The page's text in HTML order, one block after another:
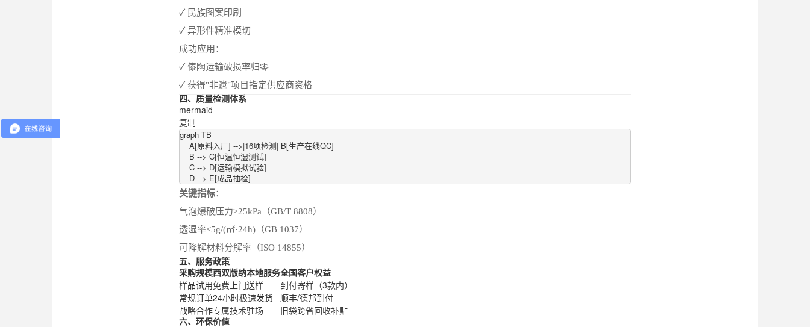
✓ 民族图案印刷
✓ 异形件精准模切
成功应用：
✓ 傣陶运输破损率归零
✓ 获得"非遗"项目指定供应商资格
四、质量检测体系
mermaid
复制
graph TB
A[原料入厂] -->|16项检测| B[生产在线QC]
B --> C[恒温恒湿测试]
C --> D[运输模拟试验]
D --> E[成品抽检]
关键指标：
气泡爆破压力≥25kPa（GB/T 8808）
透湿率≤5g/(㎡·24h)（GB 1037）
可降解材料分解率（ISO 14855）
五、服务政策
采购规模西双版纳本地服务全国客户权益
样品试用免费上门送样
到付寄样（3款内）
常规订单24小时极速发货
顺丰/德邦到付
战略合作专属技术驻场 旧袋跨省回收补贴
六、环保价值